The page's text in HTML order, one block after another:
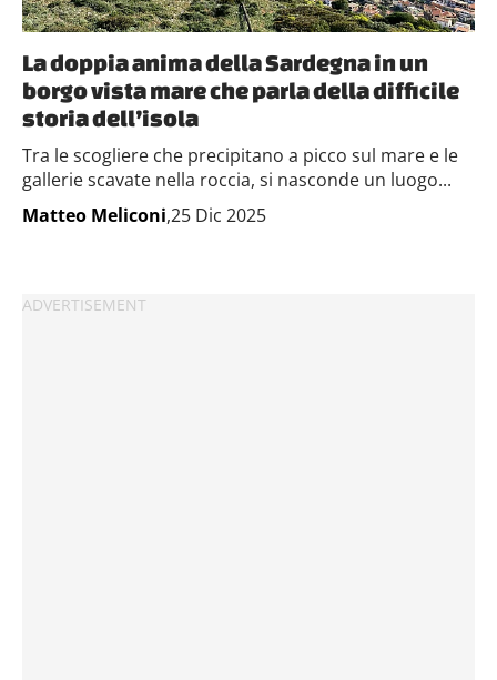
La doppia anima della Sardegna in un
borgo vista mare che parla della difficile
storia dell’isola
Tra le scogliere che precipitano a picco sul mare e le
gallerie scavate nella roccia, si nasconde un luogo...
Matteo Meliconi,25 Dic 2025